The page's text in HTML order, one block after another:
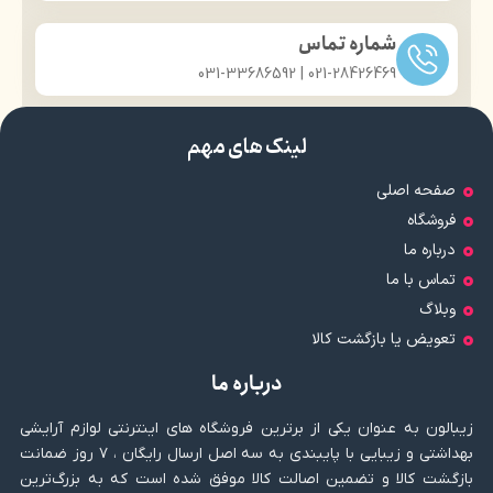
شماره تماس
021-28426469 | 031-33686592
لینک های مهم
صفحه اصلی
فروشگاه
درباره ما
تماس با ما
وبلاگ
تعویض یا بازگشت کالا
درباره ما
زیبالون به عنوان یکی از برترین فروشگاه های اینترنتی لوازم آرایشی
بهداشتی و زیبایی با پایبندی به سه اصل ارسال رایگان ، ۷ روز ضمانت
بازگشت کالا و تضمین اصالت کالا موفق شده است که به بزرگ‌ترین